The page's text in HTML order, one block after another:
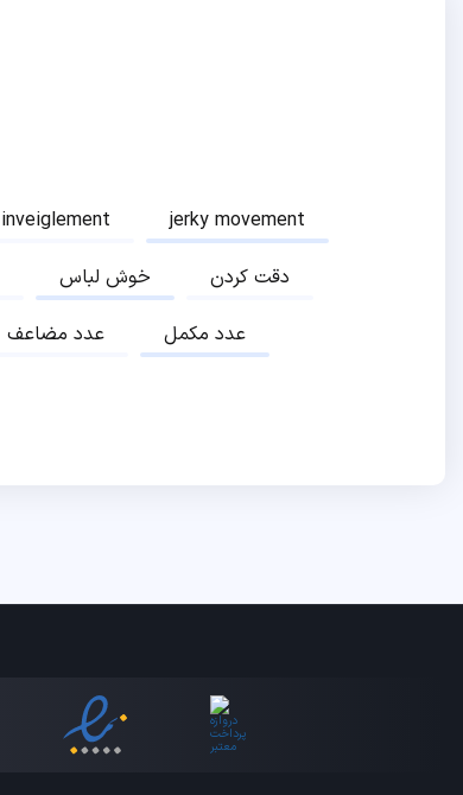
inveiglement
jerky movement
خوش لباس
دقت کردن
عدد مضاعف
عدد مکمل